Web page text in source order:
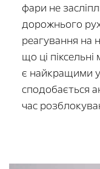
фари не
дорожнього
реагування на
що ці
є найкращими
сподобається
час